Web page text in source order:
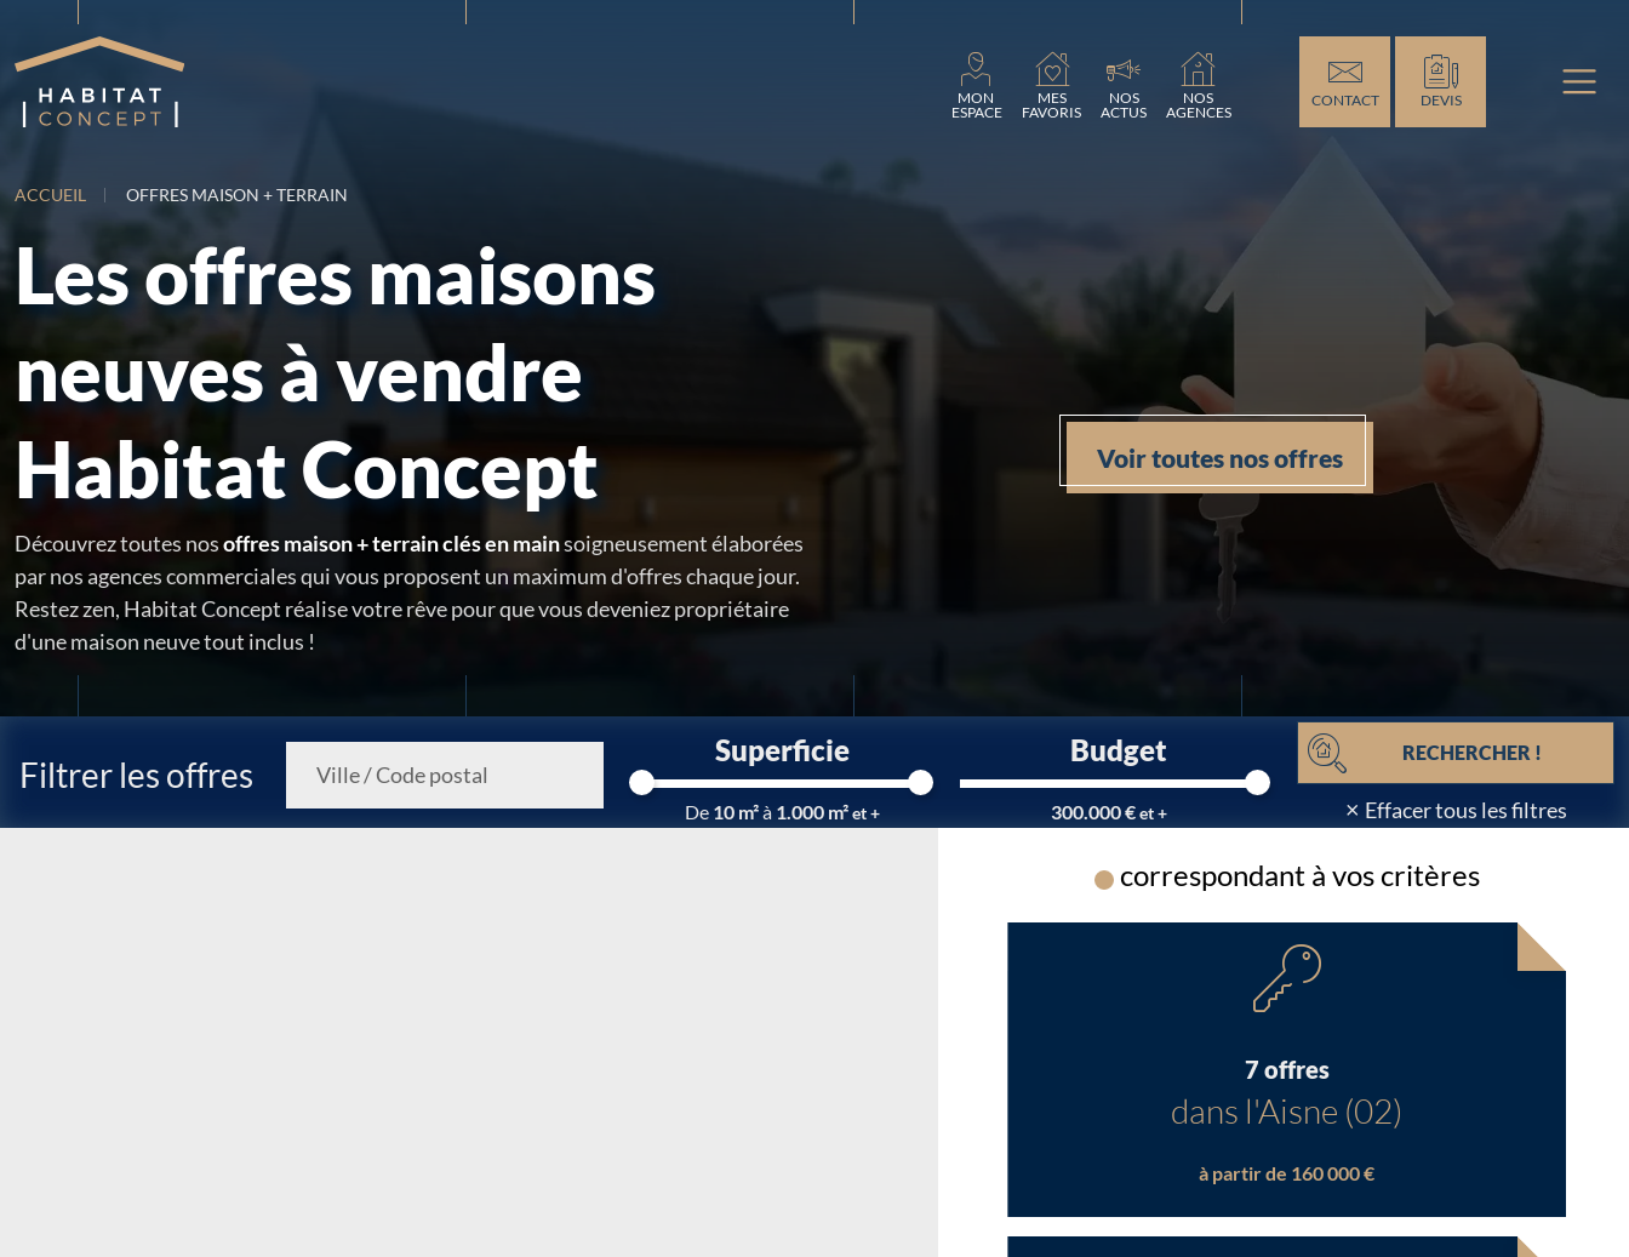
MON
ESPACE
Chargement...
MES
FAVORIS
NOS
ACTUS
NOS
AGENCES
CONTACT DEVIS
ACCUEIL OFFRES MAISON + TERRAIN
Les offres maisons
neuves à vendre
Habitat Concept
Découvrez toutes nosoffres maison + terrain clés en mainsoigneusement élaborées
par nos agences commerciales qui vous proposent un maximum d'offres chaque jour.
Restez zen, Habitat Concept réalise votre rêve pour que vous deveniez propriétaire
d'une maison neuve tout inclus !
Voir toutes nos offres
Filtrer les offres
Superficie
De 10 m²à 1.000 m²et +
Budget
300.000 €et +
RECHERCHER !
× Effacer tous les filtres
Chargement...
correspondant à vos critères
7 offres
dans l'Aisne (02)
à partir de 160 000 €